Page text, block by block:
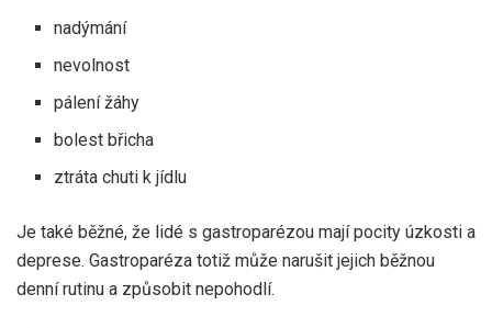
nadýmání
nevolnost
pálení žáhy
bolest břicha
ztráta chuti k jídlu
Je také běžné, že lidé s gastroparézou mají pocity úzkosti a
deprese. Gastroparéza totiž může narušit jejich běžnou
denní rutinu a způsobit nepohodlí.